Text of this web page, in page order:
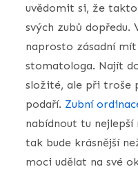
uvědomit si, že
svých zubů dopředu.
naprosto zásadní
stomatologa. Najít
složité, ale při troše
podaří. Zubní
nabídnout tu nejlepší
tak bude krásnější
moci udělat na své